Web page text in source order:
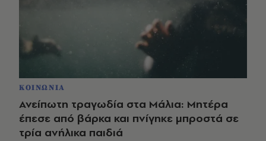
ΚΟΙΝΩΝΙΑ
Ανείπωτη τραγωδία στα Μάλια: Μητέρα
έπεσε από βάρκα και πνίγηκε μπροστά σε
τρία ανήλικα παιδιά